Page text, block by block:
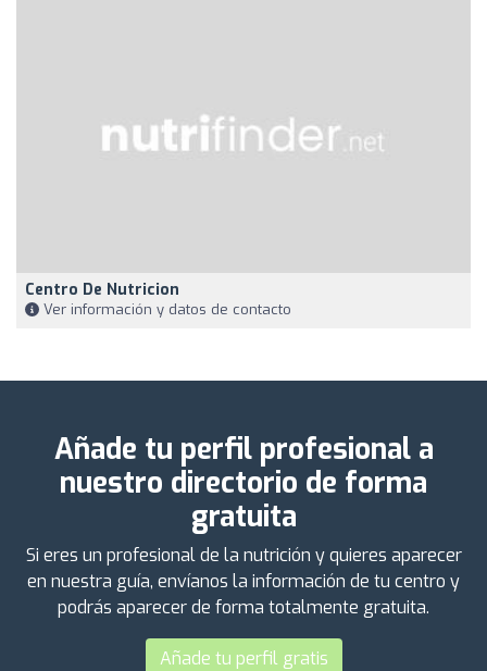
Centro De Nutricion
Ver información y datos de contacto
Añade tu perfil profesional a
nuestro directorio de forma
gratuita
Si eres un profesional de la nutrición y quieres aparecer
en nuestra guía, envíanos la información de tu centro y
podrás aparecer de forma totalmente gratuita.
Añade tu perfil gratis